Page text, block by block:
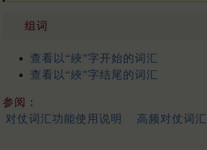
组词
查看以“綊”字开始的词汇
查看以“綊”字结尾的词汇
参阅：
对仗词汇功能使用说明
高频对仗词